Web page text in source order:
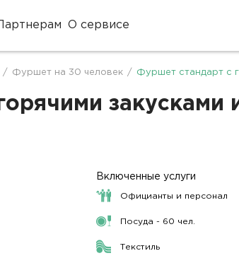
Партнерам О сервисе
/ Фуршет на 30 человек / Фуршет стандарт с
Включенные услуги
Официанты и персонал
Посуда - 60 чел.
Текстиль